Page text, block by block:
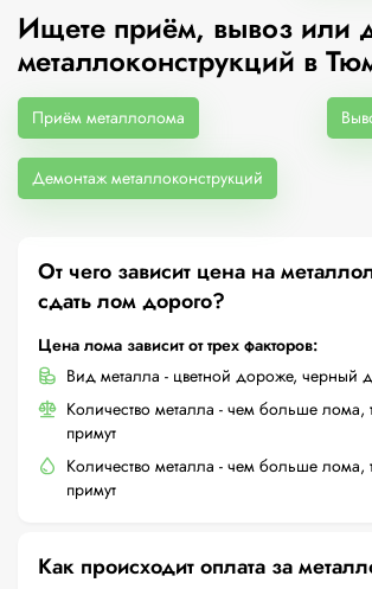
Ищете приём, вывоз или
металлоконструкций в
Приём металлолома
Демонтаж металлоконструкций
От чего зависит цена на
сдать лом дорого?
Цена лома зависит от трех факторов:
Вид металла - цветной дороже, черный
Количество металла - чем больше лома,
примут
Количество металла - чем больше лома,
примут
Как происходит оплата за